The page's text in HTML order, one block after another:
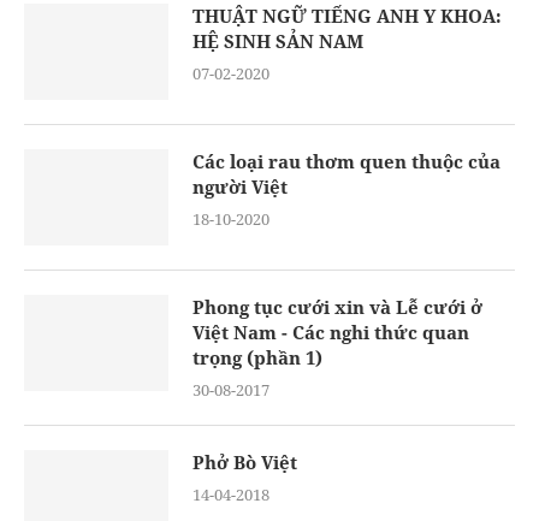
THUẬT NGỮ TIẾNG ANH Y KHOA:
HỆ SINH SẢN NAM
07-02-2020
Các loại rau thơm quen thuộc của
người Việt
18-10-2020
Phong tục cưới xin và Lễ cưới ở
Việt Nam - Các nghi thức quan
trọng (phần 1)
30-08-2017
Phở Bò Việt
14-04-2018